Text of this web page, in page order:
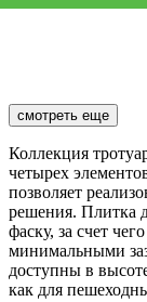
смотреть еще
Коллекция
четырех
позволяет
решения. Плитка
фаску, за счет
минимальными
доступны в
как для